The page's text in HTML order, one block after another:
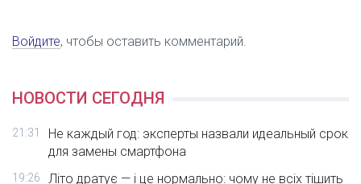
Войдите, чтобы оставить комментарий.
НОВОСТИ СЕГОДНЯ
21:31
Не каждый год: эксперты назвали идеальный срок
для замены смартфона
19:26
Літо дратує — і це нормально: чому не всіх тішить